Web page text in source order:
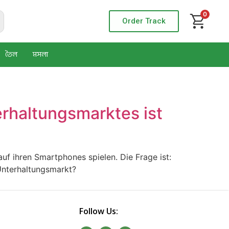
Order Track
0
তৈল মসলা
ist
ihren Smartphones spielen. Die Frage ist:
Follow Us: